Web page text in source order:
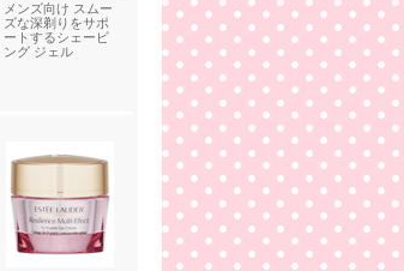
メンズ向け スムー
ズな深剃りをサポ
ートするシェービ
ング ジェル